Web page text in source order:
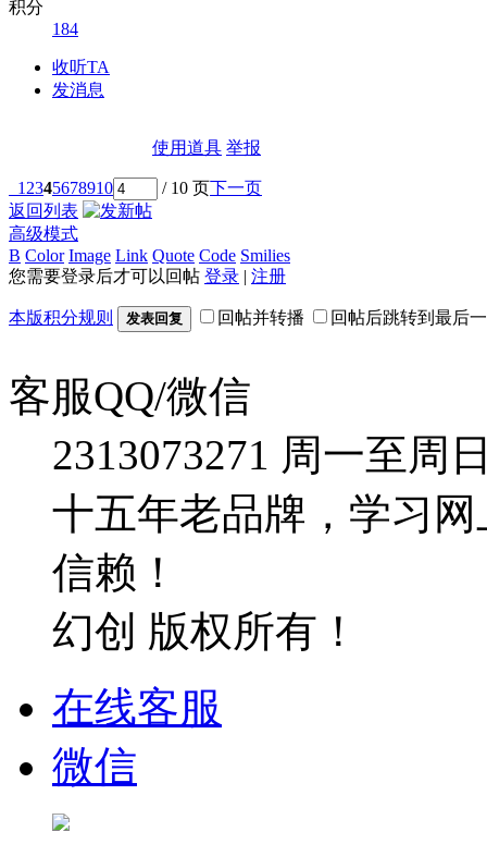
积分
184
收听TA
发消息
使用道具 举报
1 2345678910 / 10 页下一页
返回列表
高级模式
B Color Image Link Quote Code Smilies
您需要登录后才可以回帖 登录 | 注册
本版积分规则 发表回复 回帖并转播 回帖后跳转到最后
客服QQ/微信
2313073271 周一至周
十五年老品牌，学习
信赖！
幻创 版权所有！
在线客服
微信